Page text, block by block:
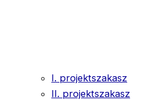
I. projektszakasz
II. projektszakasz